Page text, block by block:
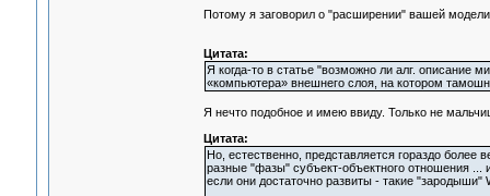
Потому я заговорил о "расширении" вашей
Цитата:
Я когда-то в статье "возможно ли алг. описание
«компьютера» внешнего слоя, на котором
Я нечто подобное и имею ввиду. Только не
Цитата:
Но, естественно, представляется гораздо
разные "фазы" субъект-объектного отношения ...
если они достаточно развиты - такие "зародыши"